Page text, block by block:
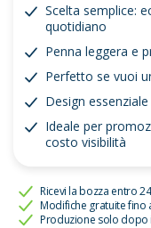
Scelta semplice:
quotidiano
Penna leggera e
Perfetto se vuoi
Design
Ideale per
costo visibilità
Ricevi la bozza entro
Modifiche gratuite fino
Produzione solo dopo